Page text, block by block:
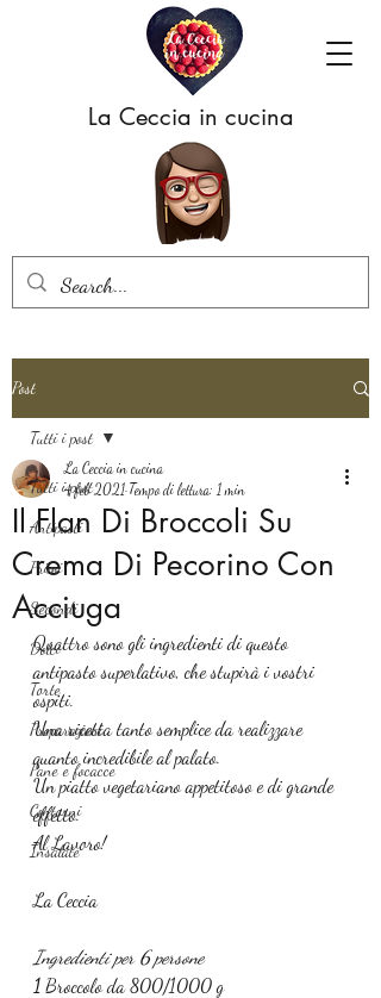
La Ceccia in cucina
Post
Tutti i post
Antipasti
Primi
Secondi
Dolci
Torte
Preparazioni
Pane e focacce
Contorni
Insalate
Tutti i post
Il Flan Di Broccoli Su
Crema Di Pecorino Con
Acciuga
La Ceccia in cucina
4 feb 2021 Tempo di lettura: 1 min
Quattro sono gli ingredienti di questo
antipasto superlativo, che stupirà i vostri
ospiti.
Una ricetta tanto semplice da realizzare
quanto incredibile al palato.
Un piatto vegetariano appetitoso e di grande
effetto.
Al Lavoro!
La Ceccia
Ingredienti per 6 persone
1 Broccolo da 800/1000 g